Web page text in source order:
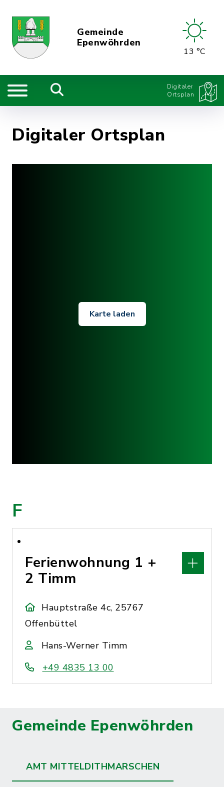
Gemeinde
Epenwöhrden
13 °C
Digitaler
Ortsplan
Digitaler Ortsplan
Karte laden
F
Ferienwohnung 1 +
2 Timm
Hauptstraße 4c, 25767
Offenbüttel
Hans-Werner Timm
+49 4835 13 00
Gemeinde Epenwöhrden
AMT MITTELDITHMARSCHEN